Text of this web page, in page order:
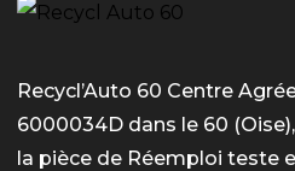
Recycl’Auto 60 Centre
6000034D dans le 60
la pièce de Réemploi teste